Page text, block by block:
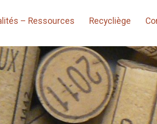
– Ressources Recycliège